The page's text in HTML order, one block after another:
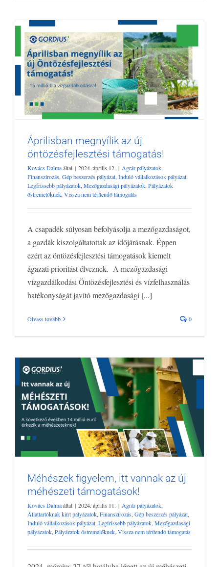
Áprilisban megnyílik az új
öntözésfejlesztési támogatás!
Agrár pályázatok Finanszírozás Gép beszerzés pályázat Induló
vállalkozások pályázat Legfrissebb pályázatok Mezőgazdasági
pályázatok Pályázatok őstremelőknek Vissza nem térítendő
Áprilisban megnyílik az új
öntözésfejlesztési támogatás!
Kovács Dalmaáltal | 2024. április 12. | Agrár pályázatok
Finanszírozás Gép beszerzés pályázat Induló vállalkozások pályázat
Legfrissebb pályázatok Mezőgazdasági pályázatok Pályázatok
őstremelőknek Vissza nem térítendő támogatás
A csapadék súlyosan befolyásolja a mezőgazdaságot,
a gazdák kiszolgáltatottak az időjárásnak. Éppen
ezért az öntözésfejlesztési támogatások kiemelt
ágazati prioritást élveznek. A mezőgazdasági
vízgazdálkodási Öntözésfejlesztési és vízfelhasználás
hatékonyságát javító mezőgazdasági [...]
Olvass tovább 0
Méhészek figyelem, itt vannak az új
méhészeti támogatások!
Agrár pályázatok Állattartóknak kiírt pályázatok Finanszírozás Gép
beszerzés pályázat Induló vállalkozások pályázat Legfrissebb
pályázatok Mezőgazdasági pályázatok Pályázatok őstremelőknek
Méhészek figyelem, itt vannak az új
méhészeti támogatások!
Kovács Dalmaáltal | 2024. április 11. | Agrár pályázatok
Állattartóknak kiírt pályázatok Finanszírozás Gép beszerzés pályázat
Induló vállalkozások pályázat Legfrissebb pályázatok Mezőgazdasági
pályázatok Pályázatok őstremelőknek Vissza nem térítendő támogatás